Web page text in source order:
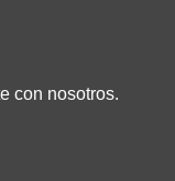
con nosotros.